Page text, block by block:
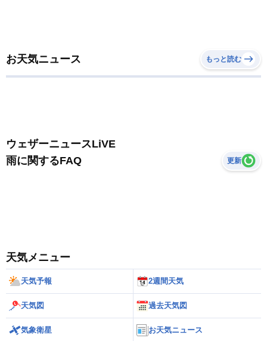
お天気ニュース もっと読む
ウェザーニュースLiVE
雨に関するFAQ
更新
天気メニュー
天気予報 2週間天気
天気図 過去天気図
気象衛星 お天気ニュース